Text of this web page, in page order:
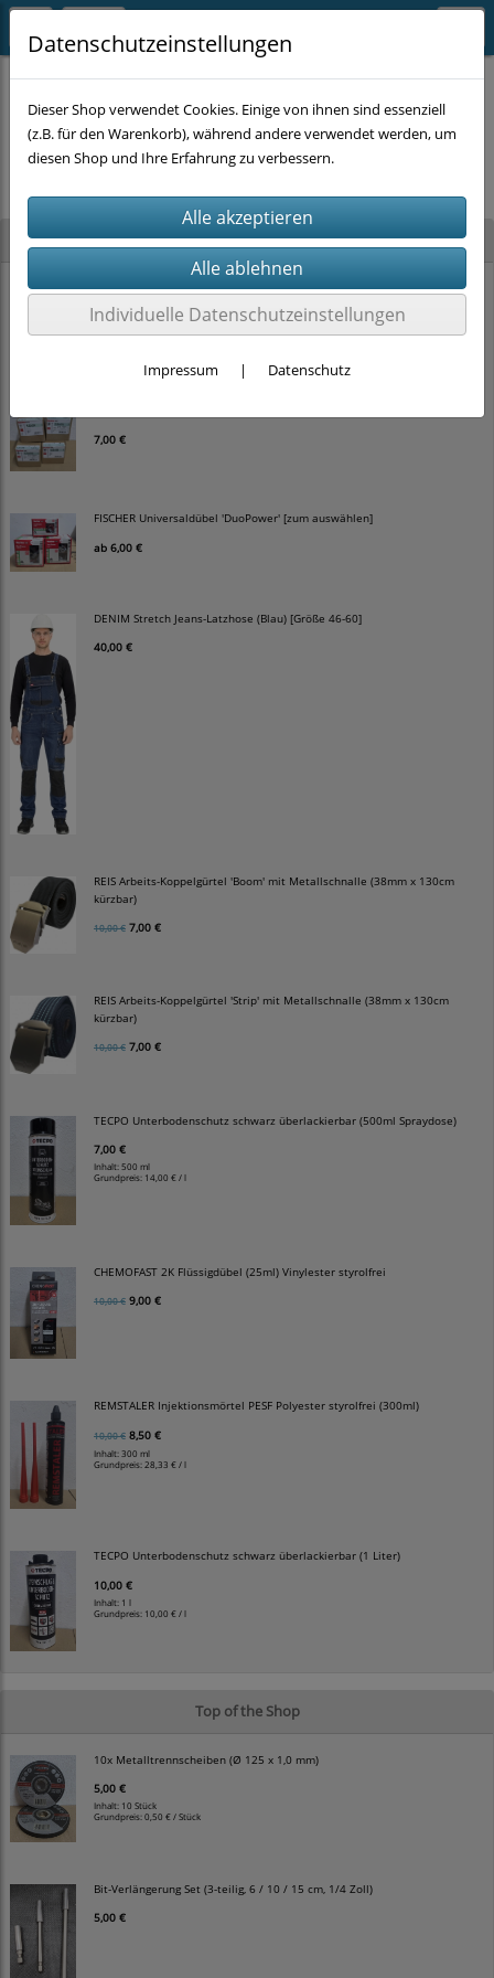
Neu im Shop
6x BEAST PVC Isolierband bunt (19mm x 5m)
5,00 € 4,00 €
7,00 €
FISCHER Universaldübel 'DuoPower' [zum auswählen]
ab 6,00 €
DENIM Stretch Jeans-Latzhose (Blau) [Größe 46-60]
40,00 €
REIS Arbeits-Koppelgürtel 'Boom' mit Metallschnalle (38mm x 130cm
kürzbar)
10,00 € 7,00 €
REIS Arbeits-Koppelgürtel 'Strip' mit Metallschnalle (38mm x 130cm
kürzbar)
10,00 € 7,00 €
TECPO Unterbodenschutz schwarz überlackierbar (500ml Spraydose)
7,00 €
Inhalt: 500 ml
Grundpreis: 14,00 € / l
CHEMOFAST 2K Flüssigdübel (25ml) Vinylester styrolfrei
10,00 € 9,00 €
REMSTALER Injektionsmörtel PESF Polyester styrolfrei (300ml)
10,00 € 8,50 €
Inhalt: 300 ml
Grundpreis: 28,33 € / l
TECPO Unterbodenschutz schwarz überlackierbar (1 Liter)
10,00 €
Inhalt: 1 l
Grundpreis: 10,00 € / l
Top of the Shop
10x Metalltrennscheiben (Ø 125 x 1,0 mm)
5,00 €
Inhalt: 10 Stück
Grundpreis:0,50 € / Stück
Bit-Verlängerung Set (3-teilig, 6 / 10 / 15 cm, 1/4 Zoll)
5,00 €
Es wurden leider keine Produkte gefunden.
Datenschutzeinstellungen
Dieser Shop verwendet Cookies. Einige von ihnen sind essenziell
(z.B. für den Warenkorb), während andere verwendet werden, um
diesen Shop und Ihre Erfahrung zu verbessern.
Individuelle Datenschutzeinstellungen
Impressum | Datenschutz